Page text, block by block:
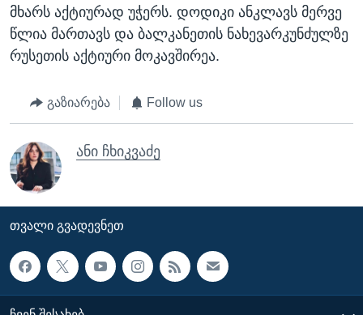
მხარს აქტიურად უჭერს. დოდიკი ანკლავს მერვე
წლია მართავს და ბალკანეთის ნახევარკუნძულზე
რუსეთის აქტიური მოკავშირეა.
გაზიარება Follow us
ანი ჩხიკვაძე
ᲗᲕᲐᲚᲘ ᲒᲕᲐᲓᲔᲕᲜᲔᲗ